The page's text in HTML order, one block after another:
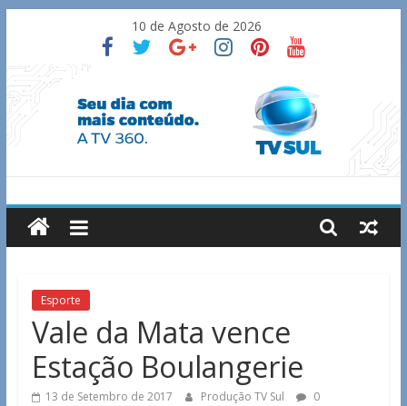
content
10 de Agosto de 2026
TV
Sul
Notícias
de
Guaxupé
região.
Esporte
Vale da Mata vence
Estação Boulangerie
13 de Setembro de 2017 Produção TV Sul
0